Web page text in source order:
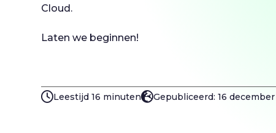
Cloud.
Laten we beginnen!
Leestijd 16 minuten Gepubliceerd: 16